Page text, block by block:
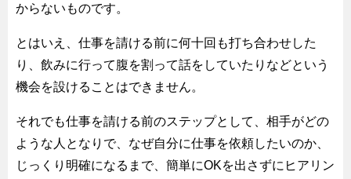
からないものです。
とはいえ、仕事を請ける前に何十回も打ち合わせした
り、飲みに行って腹を割って話をしていたりなどという
機会を設けることはできません。
それでも仕事を請ける前のステップとして、相手がどの
ような人となりで、なぜ自分に仕事を依頼したいのか、
じっくり明確になるまで、簡単にOKを出さずにヒアリン